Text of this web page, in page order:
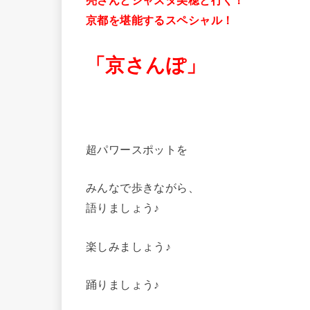
京都を堪能するスペシャル！
「京さんぽ」
超パワースポットを
みんなで歩きながら、
語りましょう♪
楽しみましょう♪
踊りましょう♪